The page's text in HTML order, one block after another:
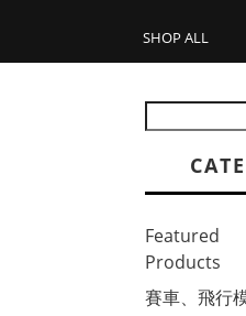
SHOP ALL
Featured
Products
賽車、飛行